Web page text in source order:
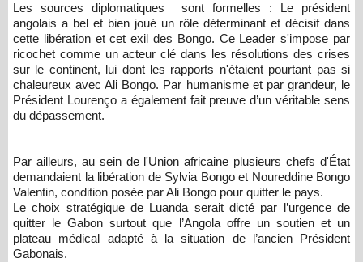
Les sources diplomatiques sont formelles : Le président
angolais a bel et bien joué un rôle déterminant et décisif dans
cette libération et cet exil des Bongo. Ce Leader s'impose par
ricochet comme un acteur clé dans les résolutions des crises
sur le continent, lui dont les rapports n'étaient pourtant pas si
chaleureux avec Ali Bongo. Par humanisme et par grandeur, le
Président Lourenço a également fait preuve d’un véritable sens
du dépassement.
Par ailleurs, au sein de l'Union africaine plusieurs chefs d'État
demandaient la libération de Sylvia Bongo et Noureddine Bongo
Valentin, condition posée par Ali Bongo pour quitter le pays.
Le choix stratégique de Luanda serait dicté par l’urgence de
quitter le Gabon surtout que l’Angola offre un soutien et un
plateau médical adapté à la situation de l’ancien Président
Gabonais.